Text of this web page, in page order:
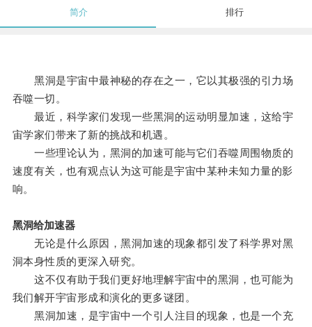
简介 排行
黑洞是宇宙中最神秘的存在之一，它以其极强的引力场
吞噬一切。
最近，科学家们发现一些黑洞的运动明显加速，这给宇
宙学家们带来了新的挑战和机遇。
一些理论认为，黑洞的加速可能与它们吞噬周围物质的
速度有关，也有观点认为这可能是宇宙中某种未知力量的影
响。
黑洞给加速器
无论是什么原因，黑洞加速的现象都引发了科学界对黑
洞本身性质的更深入研究。
这不仅有助于我们更好地理解宇宙中的黑洞，也可能为
我们解开宇宙形成和演化的更多谜团。
黑洞加速，是宇宙中一个引人注目的现象，也是一个充